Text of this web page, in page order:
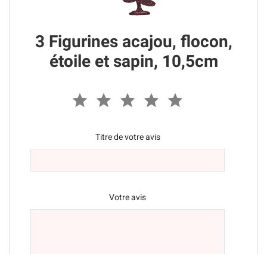
3 Figurines acajou, flocon,
étoile et sapin, 10,5cm
Titre de votre avis
Votre avis